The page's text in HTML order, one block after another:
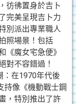
彷彿置身於吉卜
完美呈現吉卜力
別派出專業職人
照場景！包括
《魔女宅急便》
對不容錯過！
：在1970年代後
持像《機動戰士鋼
，特別推出了許